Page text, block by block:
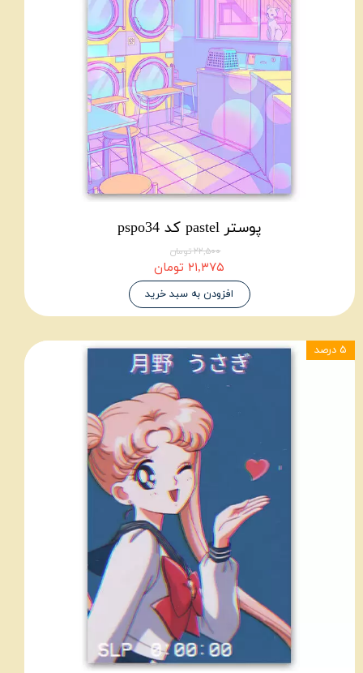
پوستر pastel کد pspo34
۲۲,۵۰۰ تومان
۲۱,۳۷۵ تومان
افزودن به سبد خرید
۵ درصد